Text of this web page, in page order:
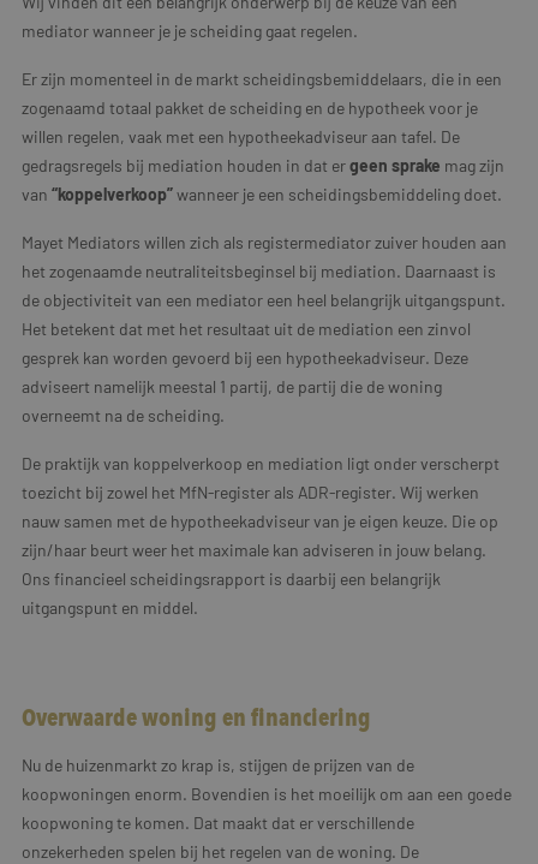
mediator wanneer je je scheiding gaat regelen.
Er zijn momenteel in de markt scheidingsbemiddelaars, die in een
zogenaamd totaal pakket de scheiding en de hypotheek voor je
willen regelen, vaak met een hypotheekadviseur aan tafel. De
gedragsregels bij mediation houden in dat ergeen sprake mag zijn
van “koppelverkoop”wanneer je een scheidingsbemiddeling doet.
Mayet Mediators willen zich als registermediator zuiver houden aan
het zogenaamde neutraliteitsbeginsel bij mediation. Daarnaast is
de objectiviteit van een mediator een heel belangrijk uitgangspunt.
Het betekent dat met het resultaat uit de mediation een zinvol
gesprek kan worden gevoerd bij een hypotheekadviseur. Deze
adviseert namelijk meestal 1 partij, de partij die de woning
overneemt na de scheiding.
De praktijk van koppelverkoop en mediation ligt onder verscherpt
toezicht bij zowel het MfN-register als ADR-register. Wij werken
nauw samen met de hypotheekadviseur van je eigen keuze. Die op
zijn/haar beurt weer het maximale kan adviseren in jouw belang.
Ons financieel scheidingsrapport is daarbij een belangrijk
uitgangspunt en middel.
Overwaarde woning en financiering
Nu de huizenmarkt zo krap is, stijgen de prijzen van de
koopwoningen enorm. Bovendien is het moeilijk om aan een goede
koopwoning te komen. Dat maakt dat er verschillende
onzekerheden spelen bij het regelen van de woning. De